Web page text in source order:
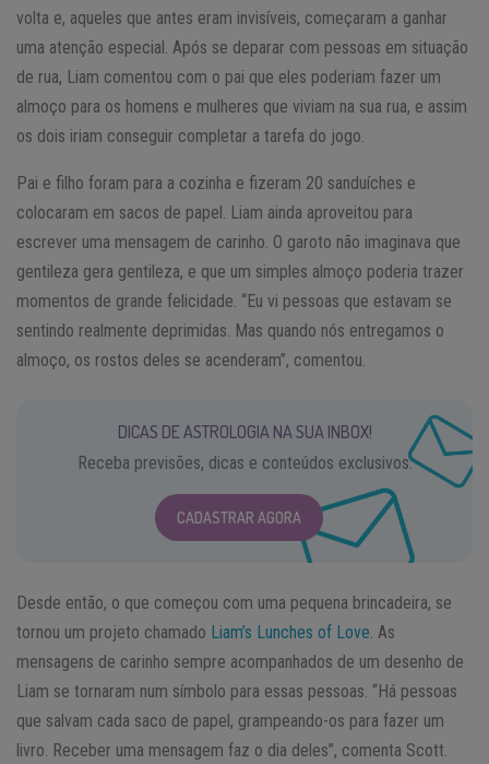
volta e, aqueles que antes eram invisíveis, começaram a ganhar
uma atenção especial. Após se deparar com pessoas em situação
de rua, Liam comentou com o pai que eles poderiam fazer um
almoço para os homens e mulheres que viviam na sua rua, e assim
os dois iriam conseguir completar a tarefa do jogo.
Pai e filho foram para a cozinha e fizeram 20 sanduíches e
colocaram em sacos de papel. Liam ainda aproveitou para
escrever uma mensagem de carinho. O garoto não imaginava que
gentileza gera gentileza, e que um simples almoço poderia trazer
momentos de grande felicidade. “Eu vi pessoas que estavam se
sentindo realmente deprimidas. Mas quando nós entregamos o
almoço, os rostos deles se acenderam”, comentou.
DICAS DE ASTROLOGIA NA SUA INBOX!
Receba previsões, dicas e conteúdos exclusivos.
CADASTRAR AGORA
Desde então, o que começou com uma pequena brincadeira, se
tornou um projeto chamado Liam’s Lunches of Love . As
mensagens de carinho sempre acompanhados de um desenho de
Liam se tornaram num símbolo para essas pessoas. “Há pessoas
que salvam cada saco de papel, grampeando-os para fazer um
livro. Receber uma mensagem faz o dia deles”, comenta Scott.